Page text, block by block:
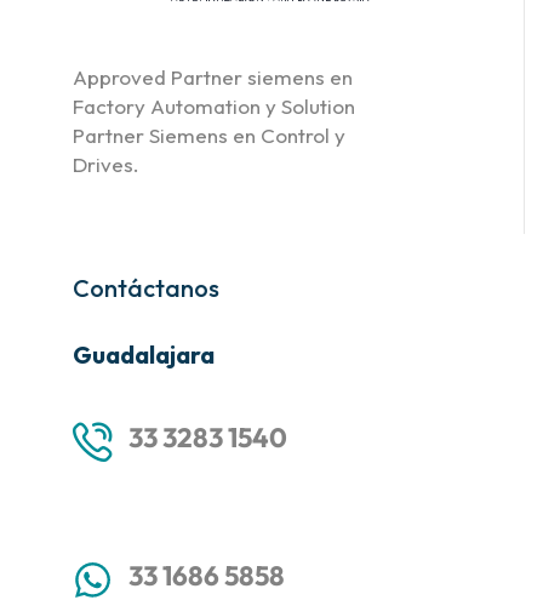
Approved Partner siemens en
Factory Automation y Solution
Partner Siemens en Control y
Drives.
Contáctanos
Guadalajara
33 3283 1540
33 1686 5858